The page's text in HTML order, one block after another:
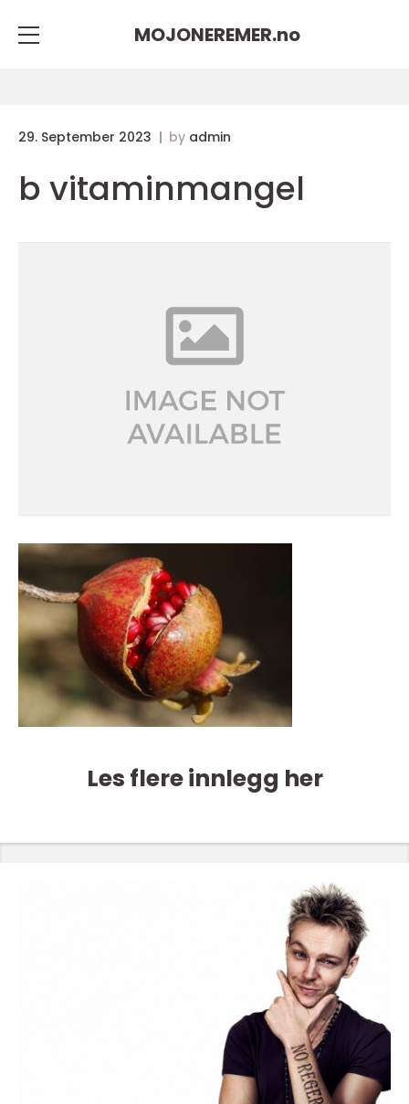
MOJONEREMER.no
29. September 2023 by admin
b vitaminmangel
Les flere innlegg her